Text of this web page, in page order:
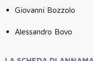
Giovanni Bozzolo
Alessandro Bovo